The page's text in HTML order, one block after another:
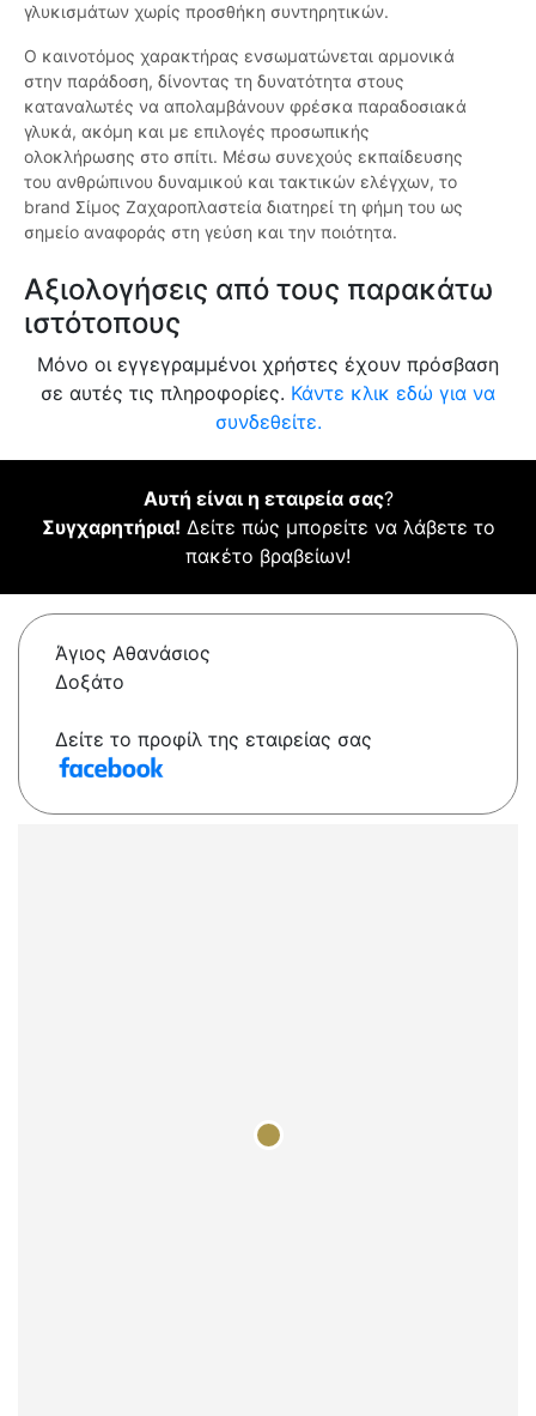
γλυκισμάτων χωρίς προσθήκη συντηρητικών.
Ο καινοτόμος χαρακτήρας ενσωματώνεται αρμονικά
στην παράδοση, δίνοντας τη δυνατότητα στους
καταναλωτές να απολαμβάνουν φρέσκα παραδοσιακά
γλυκά, ακόμη και με επιλογές προσωπικής
ολοκλήρωσης στο σπίτι. Μέσω συνεχούς εκπαίδευσης
του ανθρώπινου δυναμικού και τακτικών ελέγχων, το
brand Σίμος Ζαχαροπλαστεία διατηρεί τη φήμη του ως
σημείο αναφοράς στη γεύση και την ποιότητα.
Αξιολογήσεις από τους παρακάτω
ιστότοπους
Μόνο οι εγγεγραμμένοι χρήστες έχουν πρόσβαση
σε αυτές τις πληροφορίες. Κάντε κλικ εδώ για να
συνδεθείτε.
Αυτή είναι η εταιρεία σας?
Συγχαρητήρια! Δείτε πώς μπορείτε να λάβετε το
πακέτο βραβείων!
Άγιος Αθανάσιος
Δοξάτο
Δείτε το προφίλ της εταιρείας σας